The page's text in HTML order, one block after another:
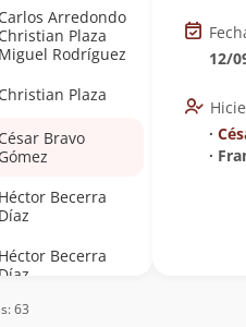
Carlos Arredondo
Christian Plaza
Miguel Rodríguez
Christian Plaza
César Bravo
Gómez
Héctor Becerra
Díaz
Héctor Becerra
Díaz
Becerra
12/
∙
∙
63